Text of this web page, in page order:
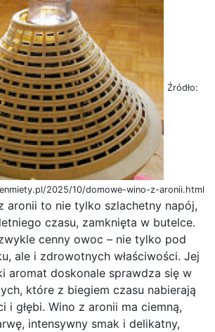
Źródło:
2025/10/domowe-wino-z-aronii.html
aronii to nie tylko szlachetny napój,
czasu, zamknięta w butelce.
cenny owoc – nie tylko pod
ale i zdrowotnych właściwości. Jej
aromat doskonale sprawdza się w
które z biegiem czasu nabierają
i głębi. Wino z aronii ma ciemną,
intensywny smak i delikatny,